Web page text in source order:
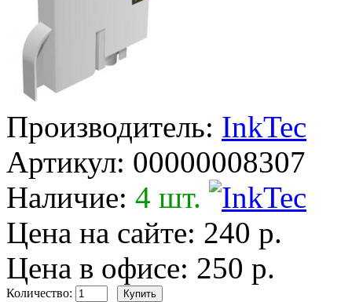
Производитель: InkTec
Артикул: 00000008307
Наличие: 4 шт.
Цена на сайте: 240 р.
Цена в офисе: 250 р.
Количество: